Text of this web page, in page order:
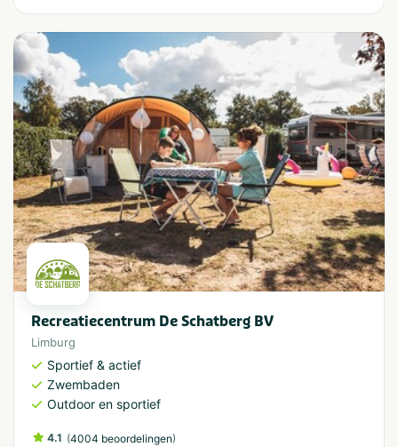
Recreatiecentrum De Schatberg BV
Limburg
Sportief & actief
Zwembaden
Outdoor en sportief
4.1 (4004 beoordelingen)